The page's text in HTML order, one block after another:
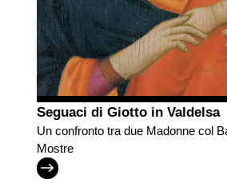
Seguaci di Giotto in Valdelsa
Un confronto tra due Madonne col
conoscere Lippo di Benivieni e i
Valdelsa
Mostre